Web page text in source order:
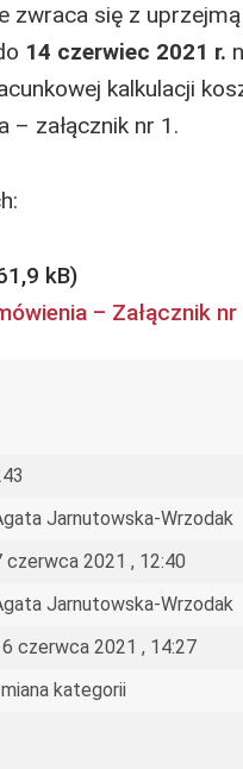
zwraca się z
14 czerwiec 2021 r.
kalkulacji
– załącznik nr 1.
– Załącznik nr
Jarnutowska-Wrzodak
czerwca 2021 , 12:40
Jarnutowska-Wrzodak
czerwca 2021 , 14:27
kategorii